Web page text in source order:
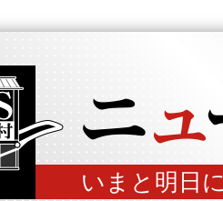
いまと明日